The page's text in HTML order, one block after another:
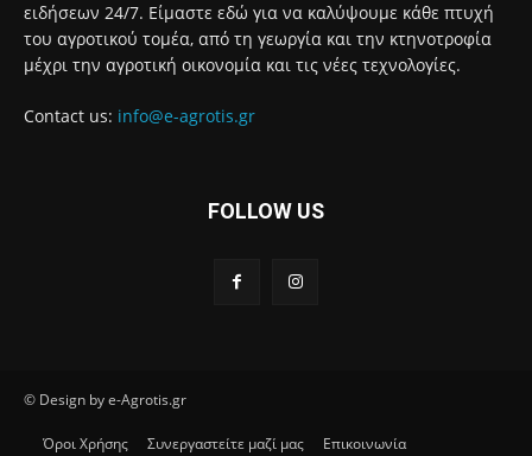
ειδήσεων 24/7. Είμαστε εδώ για να καλύψουμε κάθε πτυχή
του αγροτικού τομέα, από τη γεωργία και την κτηνοτροφία
μέχρι την αγροτική οικονομία και τις νέες τεχνολογίες.
Contact us: info@e-agrotis.gr
FOLLOW US
© Design by e-Agrotis.gr
Όροι Χρήσης Συνεργαστείτε μαζί μας Επικοινωνία